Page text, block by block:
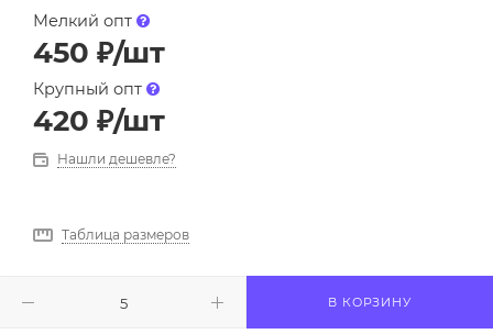
Мелкий опт
450 ₽/шт
Крупный опт
420 ₽/шт
Нашли дешевле?
Таблица размеров
В КОРЗИНУ